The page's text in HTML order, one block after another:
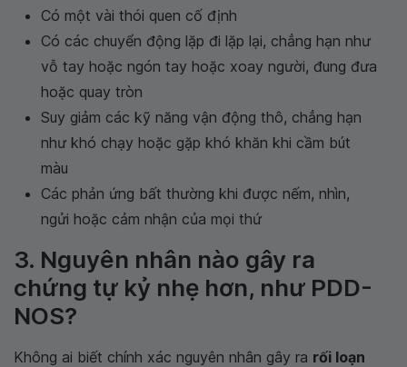
Có một vài thói quen cố định
Có các chuyển động lặp đi lặp lại, chẳng hạn như
vỗ tay hoặc ngón tay hoặc xoay người, đung đưa
hoặc quay tròn
Suy giảm các kỹ năng vận động thô, chẳng hạn
như khó chạy hoặc gặp khó khăn khi cầm bút
màu
Các phản ứng bất thường khi được nếm, nhìn,
ngửi hoặc cảm nhận của mọi thứ
3. Nguyên nhân nào gây ra
chứng tự kỷ nhẹ hơn, như PDD-
NOS?
Không ai biết chính xác nguyên nhân gây ra rối loạn